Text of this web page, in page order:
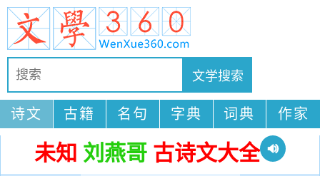
诗文 古籍 名句 字典 词典 作家
未知 刘燕哥 古诗文大全